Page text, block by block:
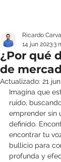
¿Por qué
de
Ricardo
14 jun 20233
Actualizado: 21
Imagina que
ruido,
emprender sin
definido.
encontrar tu
bullicio para
profunda y